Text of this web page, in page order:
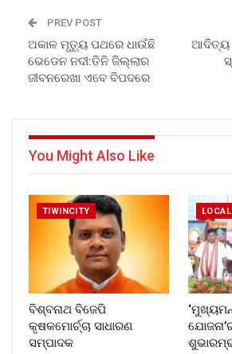
PREV POST
ଅକାଳ ମୃତ୍ୟୁ ପଥରେ ଧାଉଁଛି
ଭେଡେନ ନଦୀ:ତିନି ଜିଲ୍ଲାର
ଜୀବନରେଖା ଏବେ ବିପଦରେ
ଆଦିତ୍ୟ
You Might Also Like
TIWINCITY
ବିଶ୍ବନାଥ ବିଜେପି
କୃଷକମୋର୍ଚ୍ଚା ସାଧାରଣ
ସମ୍ପାଦକ